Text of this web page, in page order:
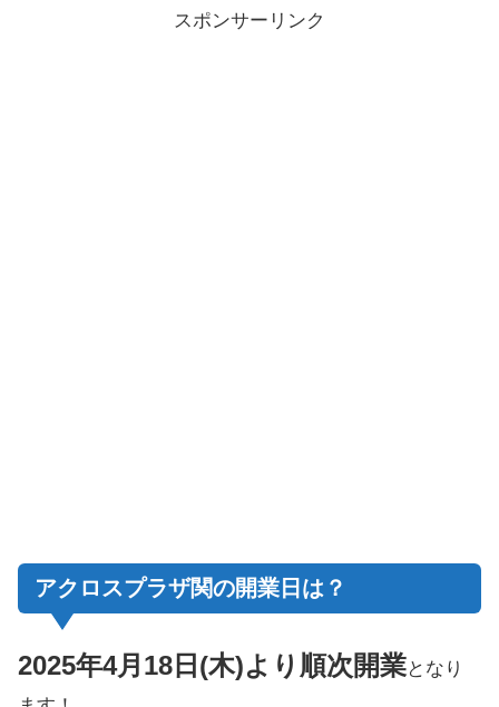
スポンサーリンク
アクロスプラザ関の開業日は？
2025年4月18日(木)より順次開業となり